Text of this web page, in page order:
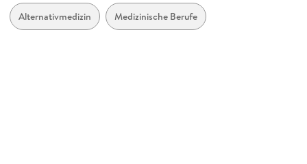
Produktart
gebunden
Alternativmedizin Medizinische Berufe